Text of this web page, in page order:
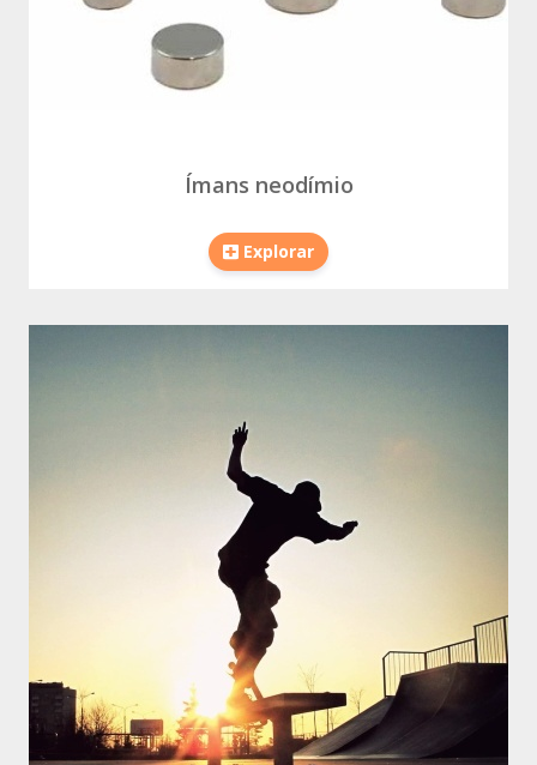
Ímans neodímio
Explorar